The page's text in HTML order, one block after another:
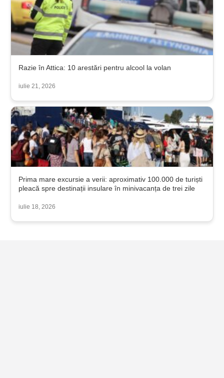
Razie în Attica: 10 arestări pentru alcool la volan
iulie 21, 2026
Prima mare excursie a verii: aproximativ 100.000 de turiști
pleacă spre destinații insulare în minivacanța de trei zile
iulie 18, 2026